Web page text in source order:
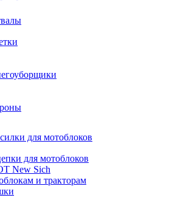
для мотоблоков
для мотоблоков
New Sich
и тракторам